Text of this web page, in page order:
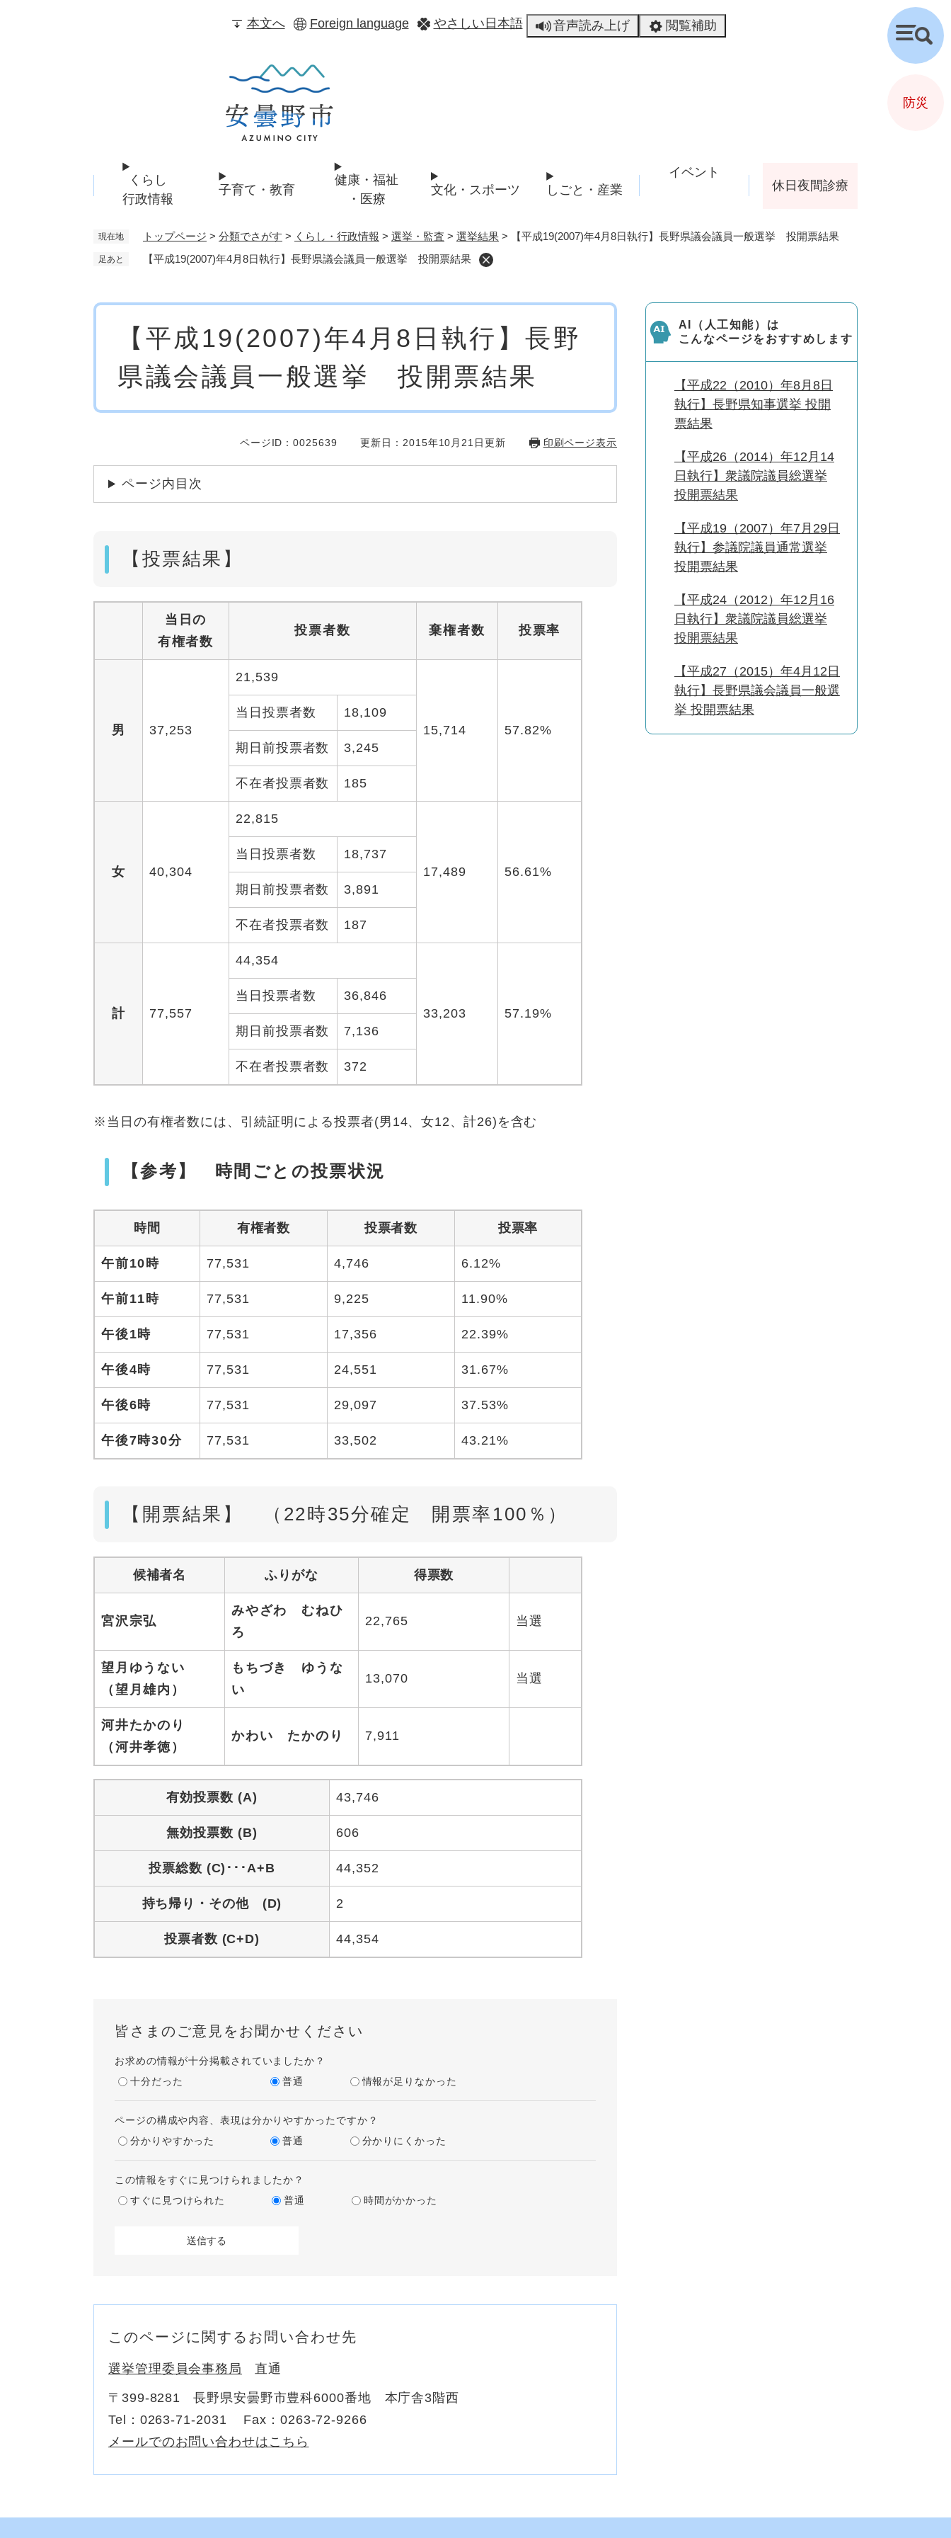
本文へ Foreign language やさしい日本語 音声読み上げ 閲覧補助
くらし
行政情報
子育て・教育
健康・福祉
・医療
文化・スポーツ しごと・産業
イベント
休日夜間診療
現在地 トップページ > 分類でさがす > くらし・行政情報 > 選挙・監査 > 選挙結果 > 【平成19(2007)年4月8日執行】長野県議会議員一般選挙 投開票結果
足あと 【平成19(2007)年4月8日執行】長野県議会議員一般選挙 投開票結果
【平成19(2007)年4月8日執行】長野
県議会議員一般選挙 投開票結果
ページID：0025639 更新日：2015年10月21日更新 印刷ページ表示
ページ内目次
【投票結果】
当日の
有権者数
投票者数 棄権者数 投票率
男 37,253
21,539
15,714 57.82%
当日投票者数 18,109
期日前投票者数 3,245
不在者投票者数 185
女 40,304
22,815
17,489 56.61%
当日投票者数 18,737
期日前投票者数 3,891
不在者投票者数 187
計 77,557
44,354
33,203 57.19%
当日投票者数 36,846
期日前投票者数 7,136
不在者投票者数 372
※当日の有権者数には、引続証明による投票者(男14、女12、計26)を含む
【参考】 時間ごとの投票状況
時間 有権者数 投票者数 投票率
午前10時 77,531 4,746 6.12%
午前11時 77,531 9,225 11.90%
午後1時 77,531 17,356 22.39%
午後4時 77,531 24,551 31.67%
午後6時 77,531 29,097 37.53%
午後7時30分 77,531 33,502 43.21%
【開票結果】 （22時35分確定 開票率100％）
候補者名 ふりがな 得票数
宮沢宗弘
みやざわ むねひ
ろ
22,765 当選
望月ゆうない
（望月雄内）
もちづき ゆうな
い
13,070 当選
河井たかのり
（河井孝徳）
かわい たかのり 7,911
有効投票数 (A) 43,746
無効投票数 (B) 606
投票総数 (C)･･･A+B 44,352
持ち帰り・その他 (D) 2
投票者数 (C+D) 44,354
皆さまのご意見をお聞かせください
お求めの情報が十分掲載されていましたか？
十分だった
普通 情報が足りなかった
ページの構成や内容、表現は分かりやすかったですか？
分かりやすかった
普通 分かりにくかった
この情報をすぐに見つけられましたか？
すぐに見つけられた
普通 時間がかかった
このページに関するお問い合わせ先
選挙管理委員会事務局 直通
〒399-8281
長野県安曇野市豊科6000番地 本庁舎3階西
Tel：0263-71-2031
Fax：0263-72-9266
メールでのお問い合わせはこちら
AI（人工知能）は
こんなページをおすすめします
【平成22（2010）年8月8日
執行】長野県知事選挙 投開
票結果
【平成26（2014）年12月14
日執行】衆議院議員総選挙
投開票結果
【平成19（2007）年7月29日
執行】参議院議員通常選挙
投開票結果
【平成24（2012）年12月16
日執行】衆議院議員総選挙
投開票結果
【平成27（2015）年4月12日
執行】長野県議会議員一般選
挙 投開票結果
検
索
防災